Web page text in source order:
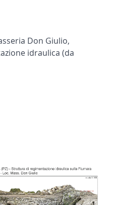
Don Giulio,
idraulica (da